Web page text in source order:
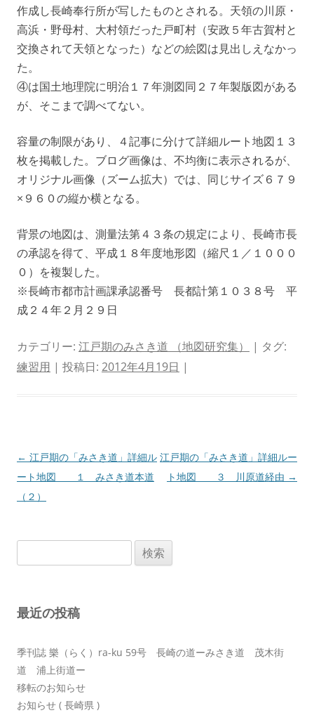
作成し長崎奉行所が写したものとされる。天領の川原・
高浜・野母村、大村領だった戸町村（安政５年古賀村と
交換されて天領となった）などの絵図は見出しえなかっ
た。
④は国土地理院に明治１７年測図同２７年製版図がある
が、そこまで調べてない。
容量の制限があり、４記事に分けて詳細ルート地図１３
枚を掲載した。ブログ画像は、不均衡に表示されるが、
オリジナル画像（ズーム拡大）では、同じサイズ６７９
×９６０の縦か横となる。
背景の地図は、測量法第４３条の規定により、長崎市長
の承認を得て、平成１８年度地形図（縮尺１／１０００
０）を複製した。
※長崎市都市計画課承認番号 長都計第１０３８号 平
成２４年２月２９日
カテゴリー: 江戸期のみさき道 （地図研究集）
| タグ:
練習用 | 投稿日: 2012年4月19日 |
投
稿
ナ
ン
← 江戸期の「みさき道」詳細ル
ート地図 １ みさき道本道
（２）
江戸期の「みさき道」詳細ルー
ト地図 ３ 川原道経由 →
索:
最近の投稿
季刊誌 樂（らく）ra-ku 59号 長崎の道ーみさき道 茂木街
道 浦上街道ー
移転のお知らせ
お知らせ ( 長崎県 )